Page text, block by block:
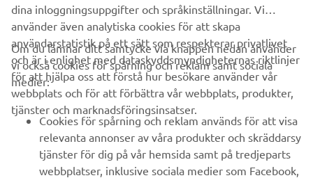
FÖRETAG
B2B
UTFORSKA YAMAHA
dina inloggningsuppgifter och språkinställningar. Vi
använder även analytiska cookies för att skapa
användarstatistik på ett sätt som respekterar privatlivet
och är i enlighet med dataskyddsmyndigheternas riktlinjer
för att hjälpa oss att förstå hur besökare använder vår
webbplats och för att förbättra vår webbplats, produkter,
tjänster och marknadsföringsinsatser.
Om du lämnar ditt samtycke via knappen nedan använder
vi också cookies för spårning och reklam samt sociala
medier:
Cookies för spårning och reklam används för att visa
relevanta annonser av våra produkter och skräddarsy
tjänster för dig på vår hemsida samt på tredjeparts
webbplatser, inklusive sociala medier som Facebook,